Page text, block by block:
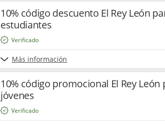
10% código descuento El Rey León
estudiantes
Más información
Verificado
10% código promocional El Rey León
jóvenes
Verificado